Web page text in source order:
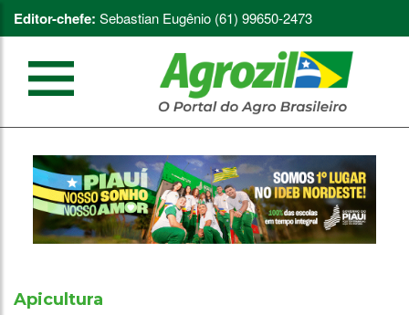
Editor-chefe: Sebastian Eugênio (61) 99650-2473
Apicultura